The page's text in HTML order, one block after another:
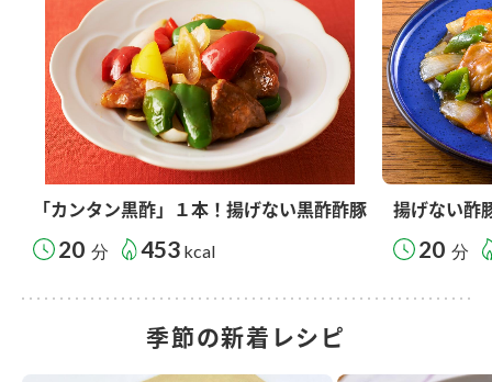
「カンタン黒酢」１本！揚げない黒酢酢豚
20 分 453 kcal
揚げない酢
20 分
季節の新着レシピ